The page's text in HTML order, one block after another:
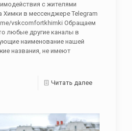
с жителями
Химки в мессенджере Telegram
vskcomfortkhimki Обращаем
любые другие каналы в
наименование нашей
названия, не имеют
Читать далее